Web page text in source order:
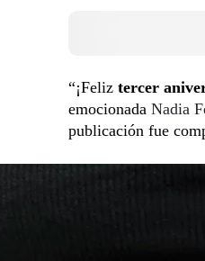
“¡Feliz tercer
emocionada Nadia
publicación fue